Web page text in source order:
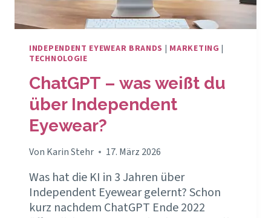
INDEPENDENT EYEWEAR BRANDS | MARKETING |
TECHNOLOGIE
ChatGPT – was weißt du
über Independent
Eyewear?
Von Karin Stehr 17. März 2026
Was hat die KI in 3 Jahren über
Independent Eyewear gelernt? Schon
kurz nachdem ChatGPT Ende 2022